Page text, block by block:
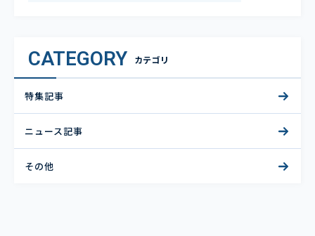
CATEGORY カテゴリ
特集記事
ニュース記事
その他